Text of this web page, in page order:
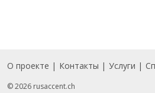
Footer
О проекте Контакты Услуги
© 2026 rusaccent.ch